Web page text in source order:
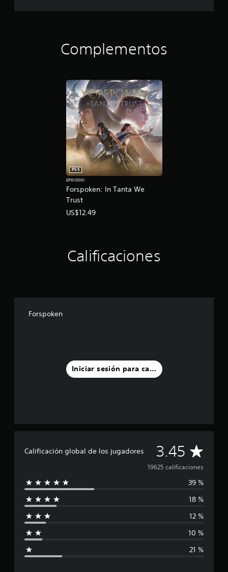
Complementos
Forspoken: In Tanta We
Trust
PS5
EPISODIO
US$12.49
Calificaciones
Forspoken
Iniciar sesión para calificar
Calificación global de los jugadores 3.45 C
a
l
19625 calificaciones
39 %
18 %
12 %
10 %
21 %